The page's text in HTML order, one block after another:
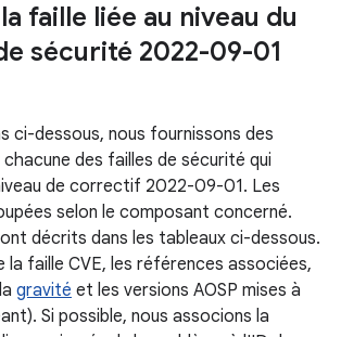
faille liée au niveau du
sécurité 2022-09-01
ci-dessous, nous fournissons des
des failles de sécurité qui
de correctif 2022-09-01. Les
selon le composant concerné.
décrits dans les tableaux ci-dessous.
la faille CVE, les références associées,
gravité et les versions AOSP mises à
Si possible, nous associons la